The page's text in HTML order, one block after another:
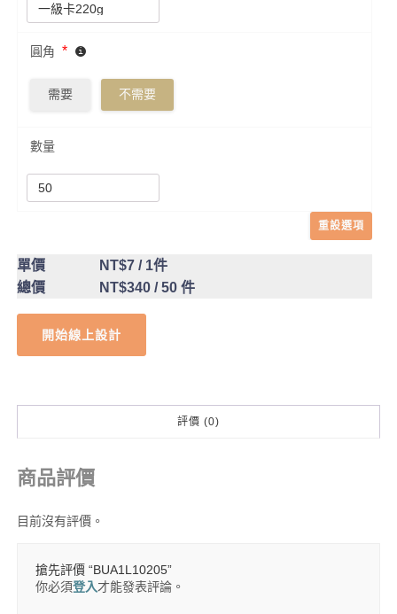
圓角 *
需要 不需要
數量
重設選項
單價 NT$7/ 1件
總價
NT$340/ 50 件
開始線上設計
評價 (0)
商品評價
目前沒有評價。
搶先評價 “BUA1L10205”
你必須登入才能發表評論。